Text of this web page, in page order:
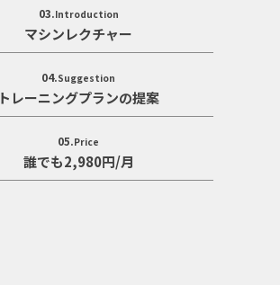
03.Introduction
マシンレクチャー
04.Suggestion
トレーニングプランの提案
05.Price
誰でも2,980円/月